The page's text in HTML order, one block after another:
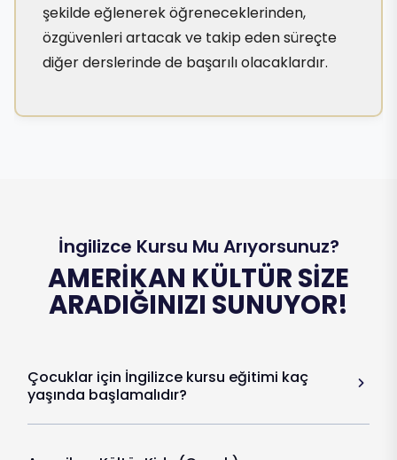
şekilde eğlenerek öğreneceklerinden,
özgüvenleri artacak ve takip eden süreçte
diğer derslerinde de başarılı olacaklardır.
İngilizce Kursu Mu Arıyorsunuz?
AMERIKAN KÜLTÜR SIZE
ARADIĞINIZI SUNUYOR!
Çocuklar için İngilizce kursu eğitimi kaç
yaşında başlamalıdır?